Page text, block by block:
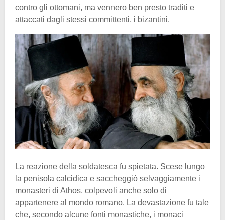
contro gli ottomani, ma vennero ben presto traditi e
attaccati dagli stessi committenti, i bizantini.
La reazione della soldatesca fu spietata. Scese lungo
la penisola calcidica e saccheggiò selvaggiamente i
monasteri di Athos, colpevoli anche solo di
appartenere al mondo romano. La devastazione fu tale
che, secondo alcune fonti monastiche, i monaci